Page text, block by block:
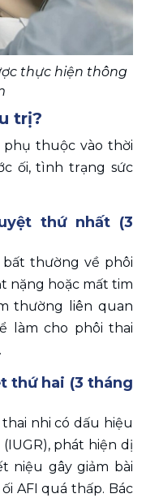
thực hiện thông
trị?
thuộc vào thời
ối, tình trạng sức
thứ nhất (3
thường về phôi
nặng hoặc mất tim
thường liên quan
làm cho phôi thai
thứ hai (3 tháng
nhi có dấu hiệu
phát hiện dị
niệu gây giảm bài
AFI quá thấp. Bác